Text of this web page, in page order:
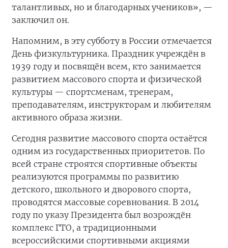
талантливых, но и благодарных учеников», —
заключил он.
Напомним, в эту субботу в России отмечается
День физкультурника. Праздник учреждён в
1939 году и посвящён всем, кто занимается
развитием массового спорта и физической
культуры — спортсменам, тренерам,
преподавателям, инструкторам и любителям
активного образа жизни.
Сегодня развитие массового спорта остаётся
одним из государственных приоритетов. По
всей стране строятся спортивные объекты
реализуются программы по развитию
детского, школьного и дворового спорта,
проводятся массовые соревнования. В 2014
году по указу Президента был возрождён
комплекс ГТО, а традиционными
всероссийскими спортивными акциями